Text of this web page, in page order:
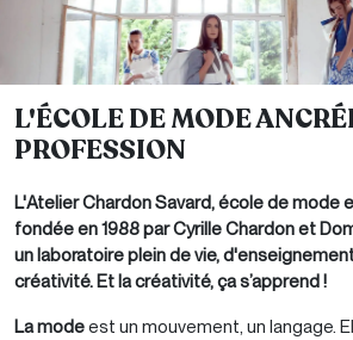
L'ÉCOLE DE MODE
PROFESSION
L'Atelier Chardon Savard, école de mode
fondée en 1988 par Cyrille Chardon et
un laboratoire plein de vie,
créativité. Et la créativité, ça s’apprend !
La modeest un mouvement, un langage.